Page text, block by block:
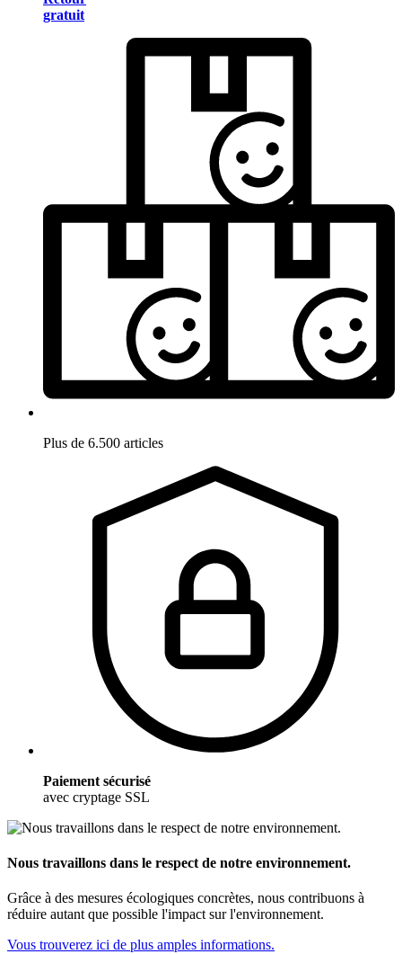
gratuit
Plus de 6.500 articles
Paiement sécurisé
avec cryptage SSL
Nous travaillons dans le respect de notre environnement.
Grâce à des mesures écologiques concrètes, nous contribuons à
réduire autant que possible l'impact sur l'environnement.
Vous trouverez ici de plus amples informations.